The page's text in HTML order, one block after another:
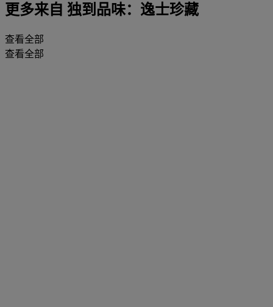
更多来自 独到品味：逸士珍藏
查看全部
查看全部